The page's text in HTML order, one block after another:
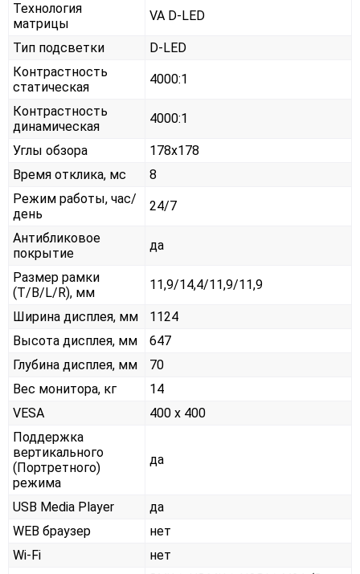
Технология
матрицы
VA D-LED
Тип подсветки
D-LED
Контрастность
статическая
4000:1
Контрастность
динамическая
4000:1
Углы обзора
178x178
Время отклика, мс
8
Режим работы, час/
день
24/7
Антибликовое
покрытие
да
Размер рамки
(T/B/L/R), мм
11,9/14,4/11,9/11,9
Ширина дисплея, мм
1124
Высота дисплея, мм
647
Глубина дисплея, мм
70
Вес монитора, кг
14
VESA
400 x 400
Поддержка
вертикального
(Портретного)
режима
да
USB Media Player
да
WEB браузер
нет
Wi-Fi
нет